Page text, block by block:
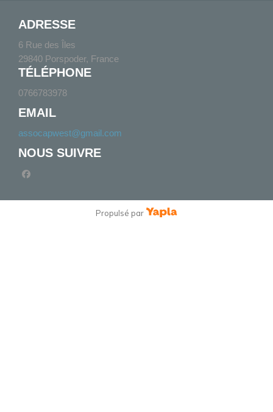
ADRESSE
6 Rue des Îles
29840 Porspoder, France
TÉLÉPHONE
0766783978
EMAIL
assocapwest@gmail.com
NOUS SUIVRE
facebook
Propulsé par